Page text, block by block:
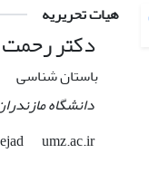
هیات تحریریه
دکتر
باستان شناسی
دانشگاه
r.abbasnejad
umz.ac.ir